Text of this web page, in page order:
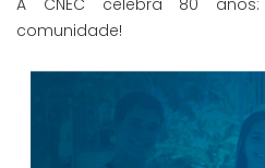
A CNEC celebra 80
comunidade!